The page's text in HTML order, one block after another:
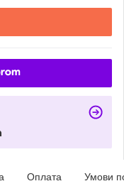
Оплата Умови